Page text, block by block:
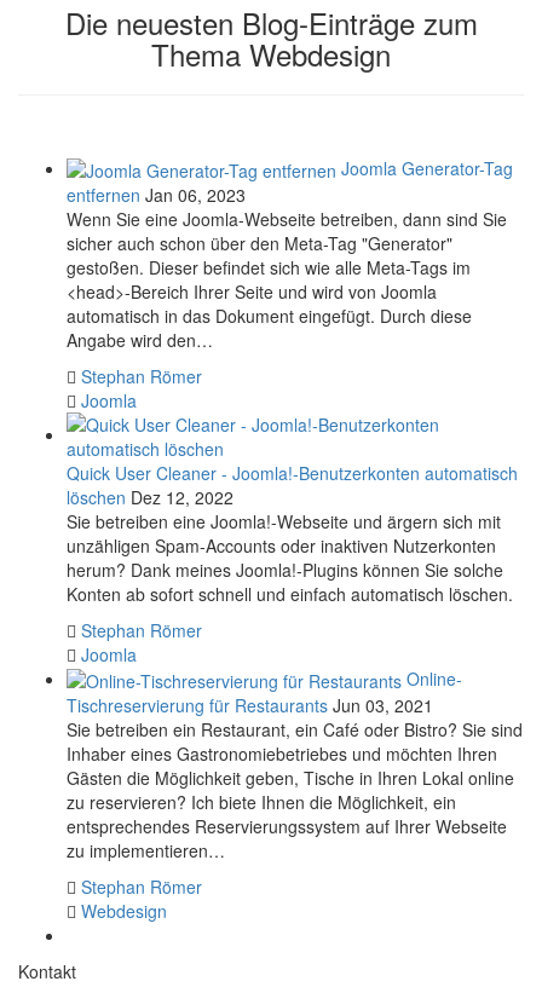
Die neuesten Blog-Einträge zum
Thema Webdesign
Joomla Generator-Tag
entfernen Jan 06, 2023
Wenn Sie eine Joomla-Webseite betreiben, dann sind Sie
sicher auch schon über den Meta-Tag "Generator"
gestoßen. Dieser befindet sich wie alle Meta-Tags im
<head>-Bereich Ihrer Seite und wird von Joomla
automatisch in das Dokument eingefügt. Durch diese
Angabe wird den…
Stephan Römer
Joomla
Quick User Cleaner - Joomla!-Benutzerkonten automatisch
löschen Dez 12, 2022
Sie betreiben eine Joomla!-Webseite und ärgern sich mit
unzähligen Spam-Accounts oder inaktiven Nutzerkonten
herum? Dank meines Joomla!-Plugins können Sie solche
Konten ab sofort schnell und einfach automatisch löschen.
Stephan Römer
Joomla
Online-
Tischreservierung für Restaurants Jun 03, 2021
Sie betreiben ein Restaurant, ein Café oder Bistro? Sie sind
Inhaber eines Gastronomiebetriebes und möchten Ihren
Gästen die Möglichkeit geben, Tische in Ihren Lokal online
zu reservieren? Ich biete Ihnen die Möglichkeit, ein
entsprechendes Reservierungssystem auf Ihrer Webseite
zu implementieren…
Stephan Römer
Webdesign
Kontakt